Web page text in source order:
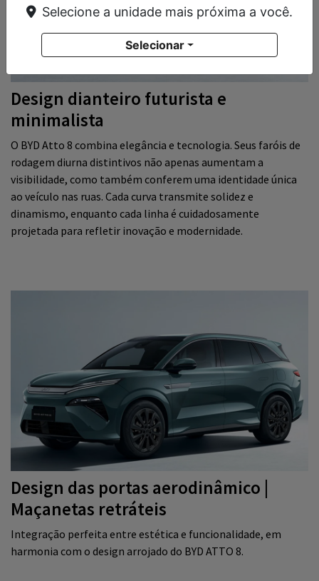
Design dianteiro futurista e
minimalista
O BYD Atto 8 combina elegância e tecnologia. Seus faróis de
rodagem diurna distintivos não apenas aumentam a
visibilidade, como também conferem uma identidade única
ao veículo nas ruas. Cada curva transmite solidez e
dinamismo, enquanto cada linha é cuidadosamente
projetada para refletir inovação e modernidade.
Design das portas aerodinâmico |
Maçanetas retráteis
Integração perfeita entre estética e funcionalidade, em
harmonia com o design arrojado do BYD ATTO 8.
Selecione a unidade mais próxima a você.
Selecionar